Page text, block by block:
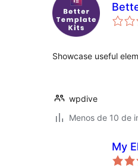
Showcase useful
wpdive
Menos de 10 de
My